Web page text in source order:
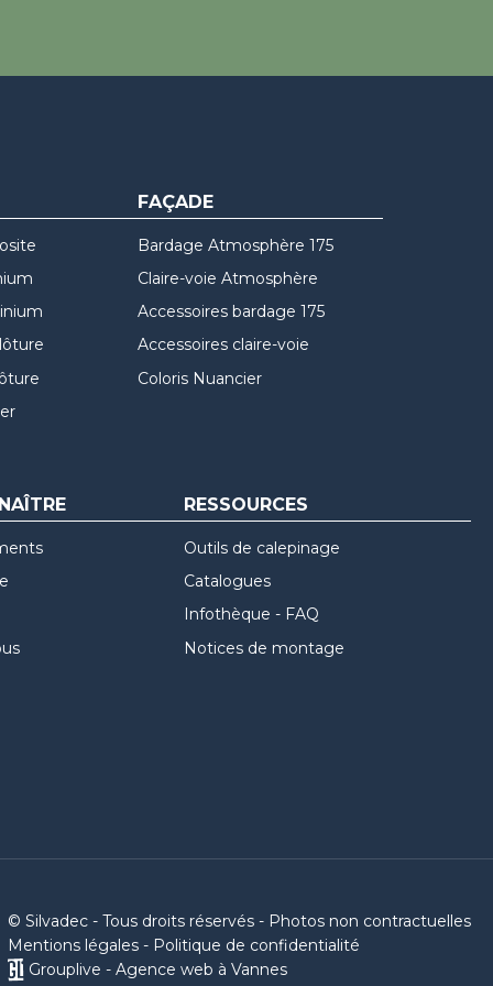
FAÇADE
Bardage Atmosphère 175
Claire-voie Atmosphère
Accessoires bardage 175
Accessoires claire-voie
Coloris Nuancier
RESSOURCES
Outils de calepinage
Catalogues
Infothèque - FAQ
Notices de montage
© Silvadec - Tous droits réservés - Photos non contractuelles
Mentions légales - Politique de confidentialité
Grouplive - Agence web à Vannes